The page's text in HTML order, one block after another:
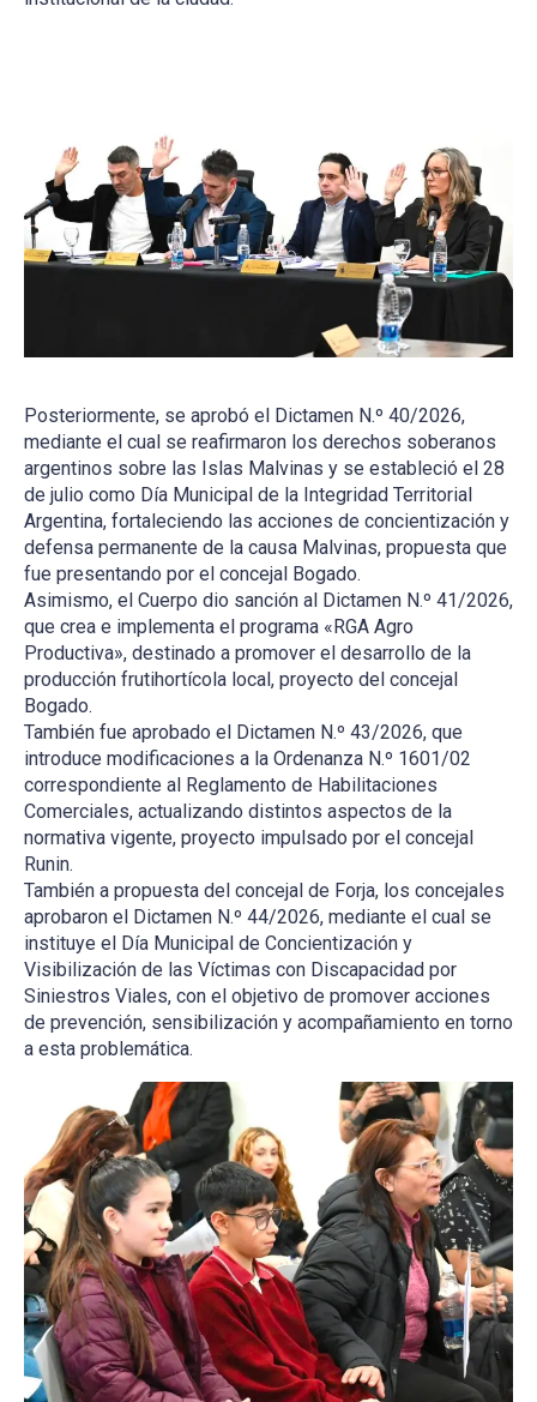
Posteriormente, se aprobó el Dictamen N.º 40/2026,
mediante el cual se reafirmaron los derechos soberanos
argentinos sobre las Islas Malvinas y se estableció el 28
de julio como Día Municipal de la Integridad Territorial
Argentina, fortaleciendo las acciones de concientización y
defensa permanente de la causa Malvinas, propuesta que
fue presentando por el concejal Bogado.
Asimismo, el Cuerpo dio sanción al Dictamen N.º 41/2026,
que crea e implementa el programa «RGA Agro
Productiva», destinado a promover el desarrollo de la
producción frutihortícola local, proyecto del concejal
Bogado.
También fue aprobado el Dictamen N.º 43/2026, que
introduce modificaciones a la Ordenanza N.º 1601/02
correspondiente al Reglamento de Habilitaciones
Comerciales, actualizando distintos aspectos de la
normativa vigente, proyecto impulsado por el concejal
Runin.
También a propuesta del concejal de Forja, los concejales
aprobaron el Dictamen N.º 44/2026, mediante el cual se
instituye el Día Municipal de Concientización y
Visibilización de las Víctimas con Discapacidad por
Siniestros Viales, con el objetivo de promover acciones
de prevención, sensibilización y acompañamiento en torno
a esta problemática.